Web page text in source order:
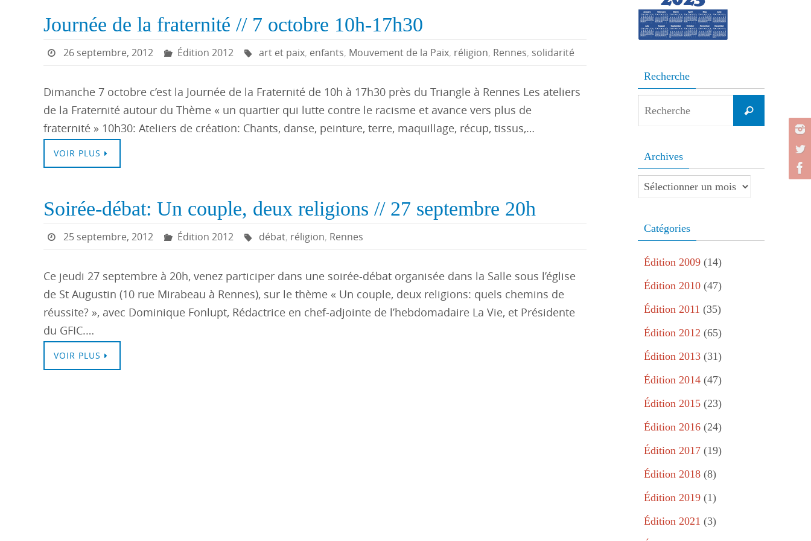
Journée de la fraternité // 7 octobre 10h-17h30
26 septembre, 2012 Édition 2012 art et paix, enfants, Mouvement de la Paix, réligion, Rennes, solidarité
Dimanche 7 octobre c’est la Journée de la Fraternité de 10h à 17h30 près du Triangle à Rennes Les ateliers
de la Fraternité autour du Thème « un quartier qui lutte contre le racisme et avance vers plus de
fraternité » 10h30: Ateliers de création: Chants, danse, peinture, terre, maquillage, récup, tissus,…
VOIR PLUS
Soirée-débat: Un couple, deux religions // 27 septembre 20h
25 septembre, 2012 Édition 2012 débat, réligion, Rennes
Ce jeudi 27 septembre à 20h, venez participer dans une soirée-débat organisée dans la Salle sous l’église
de St Augustin (10 rue Mirabeau à Rennes), sur le thème « Un couple, deux religions: quels chemins de
réussite? », avec Dominique Fonlupt, Rédactrice en chef-adjointe de l’hebdomadaire La Vie, et Présidente
du GFIC.…
VOIR PLUS
Recherche
Recherche
Archives
Archives
Catégories
Édition 2009 (14)
Édition 2010 (47)
Édition 2011 (35)
Édition 2012 (65)
Édition 2013 (31)
Édition 2014 (47)
Édition 2015 (23)
Édition 2016 (24)
Édition 2017 (19)
Édition 2018 (8)
Édition 2019 (1)
Édition 2021 (3)